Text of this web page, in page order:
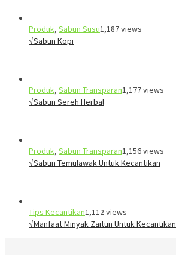
Produk, Sabun Susu1,187 views
√Sabun Kopi
Produk, Sabun Transparan1,177 views
√Sabun Sereh Herbal
Produk, Sabun Transparan1,156 views
√Sabun Temulawak Untuk Kecantikan
Tips Kecantikan1,112 views
√Manfaat Minyak Zaitun Untuk Kecantikan